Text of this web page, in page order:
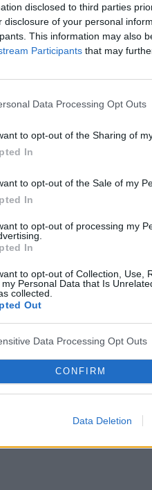
disclosed to third parties
disclosure of your personal
This information may also
Participants that may
Data Processing Opt Outs
to opt-out of the Sharing of
In
to opt-out of the Sale of my
In
to opt-out of processing my
In
to opt-out of Collection, Use,
my Personal Data that Is
collected.
Out
Data Processing Opt Outs
CONFIRM
Data Deletion